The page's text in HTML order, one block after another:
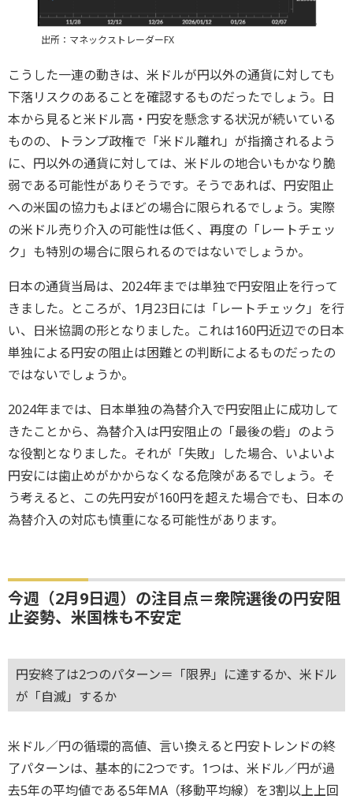
出所：マネックストレーダーFX
こうした一連の動きは、米ドルが円以外の通貨に対しても
下落リスクのあることを確認するものだったでしょう。日
本から見ると米ドル高・円安を懸念する状況が続いている
ものの、トランプ政権で「米ドル離れ」が指摘されるよう
に、円以外の通貨に対しては、米ドルの地合いもかなり脆
弱である可能性がありそうです。そうであれば、円安阻止
への米国の協力もよほどの場合に限られるでしょう。実際
の米ドル売り介入の可能性は低く、再度の「レートチェッ
ク」も特別の場合に限られるのではないでしょうか。
日本の通貨当局は、2024年までは単独で円安阻止を行って
きました。ところが、1月23日には「レートチェック」を行
い、日米協調の形となりました。これは160円近辺での日本
単独による円安の阻止は困難との判断によるものだったの
ではないでしょうか。
2024年までは、日本単独の為替介入で円安阻止に成功して
きたことから、為替介入は円安阻止の「最後の砦」のよう
な役割となりました。それが「失敗」した場合、いよいよ
円安には歯止めがかからなくなる危険があるでしょう。そ
う考えると、この先円安が160円を超えた場合でも、日本の
為替介入の対応も慎重になる可能性があります。
今週（2月9日週）の注目点＝衆院選後の円安阻
止姿勢、米国株も不安定
円安終了は2つのパターン＝「限界」に達するか、米ドル
が「自滅」するか
米ドル／円の循環的高値、言い換えると円安トレンドの終
了パターンは、基本的に2つです。1つは、米ドル／円が過
去5年の平均値である5年MA（移動平均線）を3割以上上回